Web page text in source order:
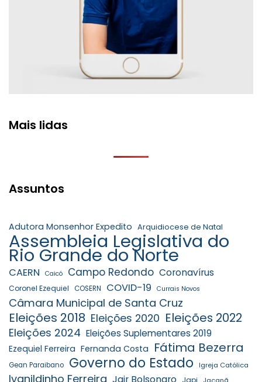
Mais lidas
Assuntos
Adutora Monsenhor Expedito Arquidiocese de Natal
Assembleia Legislativa do
Rio Grande do Norte
CAERN Caicó Campo Redondo Coronavírus
Coronel Ezequiel COSERN COVID-19 Currais Novos
Câmara Municipal de Santa Cruz
Eleições 2018 Eleições 2020 Eleições 2022
Eleições 2024 Eleições Suplementares 2019
Ezequiel Ferreira Fernanda Costa Fátima Bezerra
Gean Paraibano Governo do Estado Igreja Católica
Ivanildinho Ferreira